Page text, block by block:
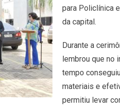
para Policlínica
da capital.
Durante a
lembrou que no
tempo
materiais e
permitiu levar